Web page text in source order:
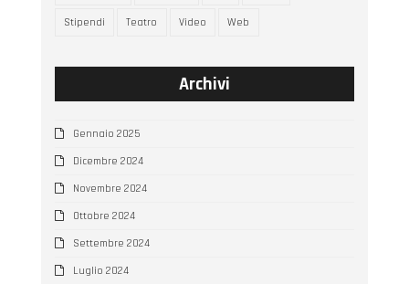
Stipendi Teatro Video Web
Archivi
Gennaio 2025
Dicembre 2024
Novembre 2024
Ottobre 2024
Settembre 2024
Luglio 2024